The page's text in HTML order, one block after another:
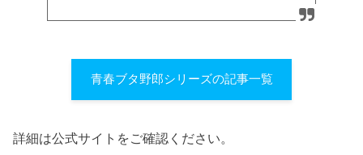
青春ブタ野郎シリーズの記事一覧
詳細は公式サイトをご確認ください。